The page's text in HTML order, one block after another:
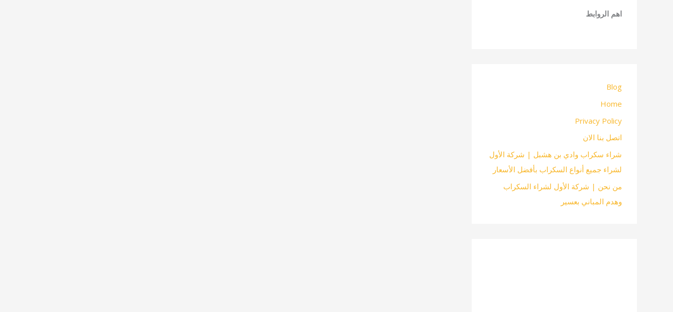
اهم الروابط
Blog
Home
Privacy Policy
اتصل بنا الان
شراء سكراب وادي بن هشبل | شركة الأول
لشراء جميع أنواع السكراب بأفضل الأسعار
من نحن | شركة الأول لشراء السكراب
وهدم المباني بعسير